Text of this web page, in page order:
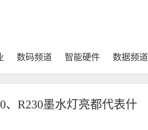
数码频道 智能硬件 数据频道
、R230墨水灯亮都代表什